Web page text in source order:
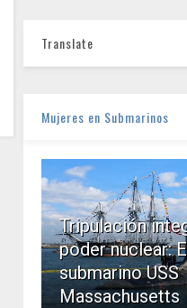
Translate
Mujeres en Submarinos
Tripulación
poder nuclear:
submarino USS
Massachusetts